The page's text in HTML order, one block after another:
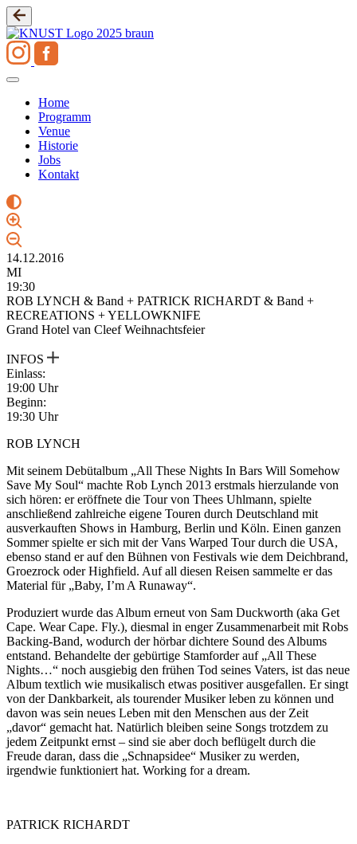
Zum
Inhalt
springen
Home
Programm
Venue
Historie
Jobs
Kontakt
14.12.2016
MI
19:30
ROB LYNCH & Band + PATRICK RICHARDT & Band +
RECREATIONS + YELLOWKNIFE
Grand Hotel van Cleef Weihnachtsfeier
INFOS
Einlass:
19:00 Uhr
Beginn:
19:30 Uhr
ROB LYNCH
Mit seinem Debütalbum „All These Nights In Bars Will Somehow
Save My Soul“ machte Rob Lynch 2013 erstmals hierzulande von
sich hören: er eröffnete die Tour von Thees Uhlmann, spielte
anschließend zahlreiche eigene Touren durch Deutschland mit
ausverkauften Shows in Hamburg, Berlin und Köln. Einen ganzen
Sommer spielte er sich mit der Vans Warped Tour durch die USA,
ebenso stand er auf den Bühnen von Festivals wie dem Deichbrand,
Groezrock oder Highfield. Auf all diesen Reisen sammelte er das
Material für „Baby, I’m A Runaway“.
Produziert wurde das Album erneut von Sam Duckworth (aka Get
Cape. Wear Cape. Fly.), diesmal in enger Zusammenarbeit mit Robs
Backing-Band, wodurch der hörbar dichtere Sound des Albums
entstand. Behandelte der gebürtige Stamforder auf „All These
Nights…“ noch ausgiebig den frühen Tod seines Vaters, ist das neue
Album textlich wie musikalisch etwas positiver ausgefallen. Er singt
von der Dankbarkeit, als tourender Musiker leben zu können und
davon was sein neues Leben mit den Menschen aus der Zeit
„davor“ gemacht hat. Natürlich bleiben seine Songs trotzdem zu
jedem Zeitpunkt ernst – sind sie aber doch beflügelt durch die
Freude daran, dass die „Schnapsidee“ Musiker zu werden,
irgendwie funktioniert hat. Working for a dream.
PATRICK RICHARDT